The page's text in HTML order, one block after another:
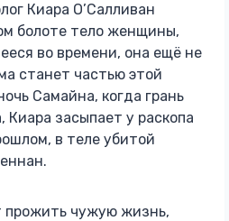
Киара О’Салливан
болоте тело женщины,
во времени, она ещё не
станет частью этой
Самайна, когда грань
засыпает у раскопа
в теле убитой
прожить чужую жизнь,